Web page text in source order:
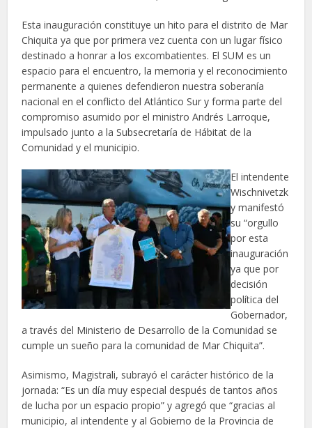
Esta inauguración constituye un hito para el distrito de Mar
Chiquita ya que por primera vez cuenta con un lugar físico
destinado a honrar a los excombatientes. El SUM es un
espacio para el encuentro, la memoria y el reconocimiento
permanente a quienes defendieron nuestra soberanía
nacional en el conflicto del Atlántico Sur y forma parte del
compromiso asumido por el ministro Andrés Larroque,
impulsado junto a la Subsecretaría de Hábitat de la
Comunidad y el municipio.
El intendente
Wischnivetzk
y manifestó
su “orgullo
por esta
inauguración
ya que por
decisión
política del
Gobernador,
a través del Ministerio de Desarrollo de la Comunidad se
cumple un sueño para la comunidad de Mar Chiquita”.
Asimismo, Magistrali, subrayó el carácter histórico de la
jornada: “Es un día muy especial después de tantos años
de lucha por un espacio propio” y agregó que “gracias al
municipio, al intendente y al Gobierno de la Provincia de